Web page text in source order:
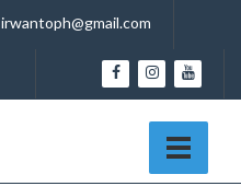
irwantoph@gmail.com